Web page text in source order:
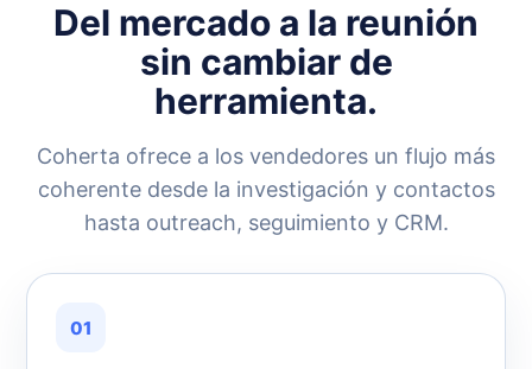
Del mercado a la reunión
sin cambiar de
herramienta.
Coherta ofrece a los vendedores un flujo más
coherente desde la investigación y contactos
hasta outreach, seguimiento y CRM.
01